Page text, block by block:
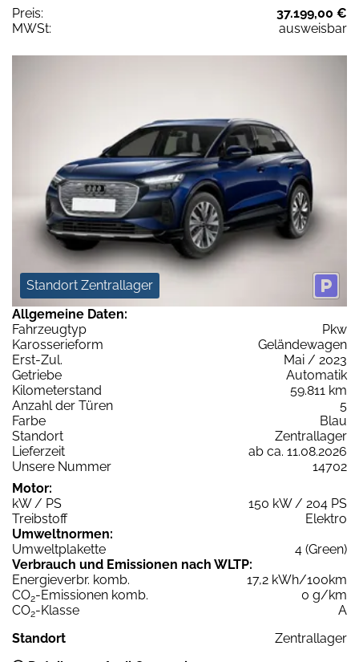
Preis:
37.199,00 €
MWSt:
ausweisbar
Standort Zentrallager
Allgemeine Daten:
Fahrzeugtyp
Pkw
Karosserieform
Geländewagen
Erst-Zul.
Mai / 2023
Getriebe
Automatik
Kilometerstand
59.811 km
Anzahl der Türen
5
Farbe
Blau
Standort
Zentrallager
Lieferzeit
ab ca. 11.08.2026
Unsere Nummer
14702
Motor:
kW / PS
150 kW / 204 PS
Treibstoff
Elektro
Umweltnormen:
Umweltplakette
4 (Green)
Verbrauch und Emissionen nach WLTP:
Energieverbr. komb.
17,2 kWh/100km
CO2-Emissionen komb.
0 g/km
CO2-Klasse
A
Standort
Zentrallager